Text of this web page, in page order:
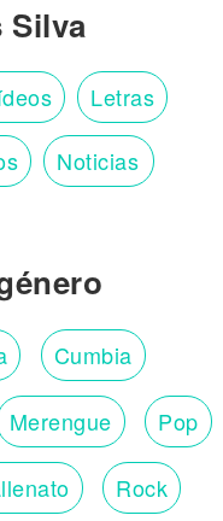
Silva
Letras
Noticias
Cumbia
Merengue Pop
Rock